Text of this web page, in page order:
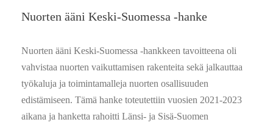
Nuorten ääni Keski-Suomessa -hanke
Nuorten ääni Keski-Suomessa -hankkeen tavoitteena oli
vahvistaa nuorten vaikuttamisen rakenteita sekä jalkauttaa
työkaluja ja toimintamalleja nuorten osallisuuden
edistämiseen. Tämä hanke toteutettiin vuosien 2021-2023
aikana ja hanketta rahoitti Länsi- ja Sisä-Suomen